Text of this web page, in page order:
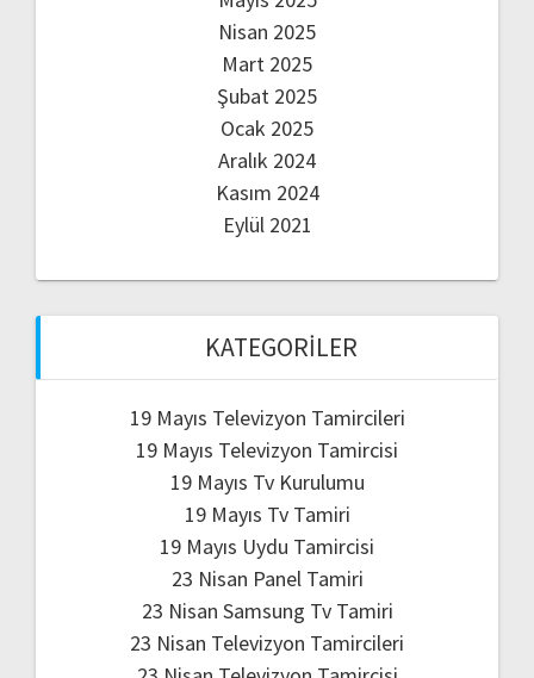
Nisan 2025
Mart 2025
Şubat 2025
Ocak 2025
Aralık 2024
Kasım 2024
Eylül 2021
KATEGORILER
19 Mayıs Televizyon Tamircileri
19 Mayıs Televizyon Tamircisi
19 Mayıs Tv Kurulumu
19 Mayıs Tv Tamiri
19 Mayıs Uydu Tamircisi
23 Nisan Panel Tamiri
23 Nisan Samsung Tv Tamiri
23 Nisan Televizyon Tamircileri